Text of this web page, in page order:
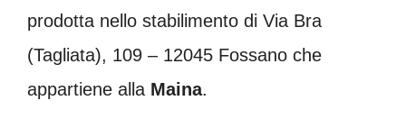
prodotta nello stabilimento di Via Bra
(Tagliata), 109 – 12045 Fossano che
appartiene alla Maina.